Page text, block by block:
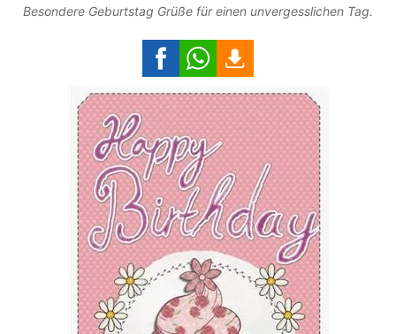
Besondere Geburtstag Grüße für einen unvergesslichen Tag.